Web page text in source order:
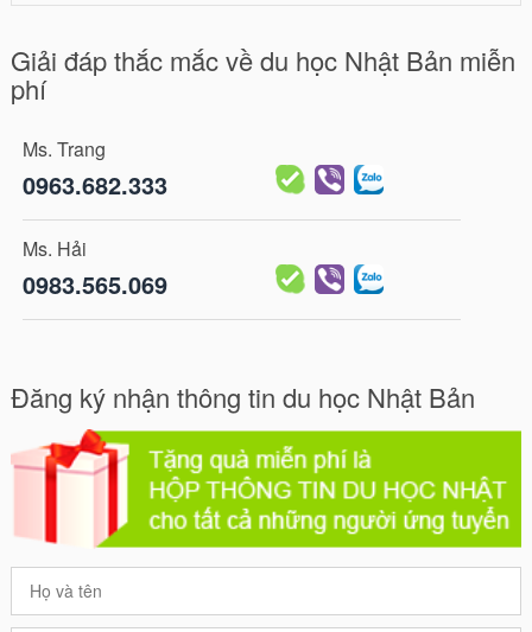
Giải đáp thắc mắc về du học Nhật Bản miễn
phí
Ms. Trang
0963.682.333
Ms. Hải
0983.565.069
Đăng ký nhận thông tin du học Nhật Bản